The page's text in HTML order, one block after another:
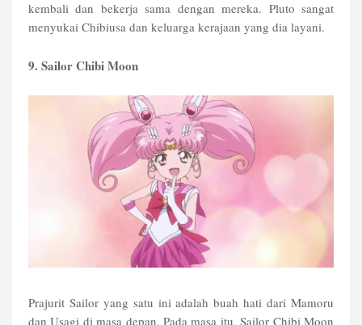
kembali dan bekerja sama dengan mereka. Pluto sangat
menyukai Chibiusa dan keluarga kerajaan yang dia layani.
9. Sailor Chibi Moon
Prajurit Sailor yang satu ini adalah buah hati dari Mamoru
dan Usagi di masa depan. Pada masa itu, Sailor Chibi Moon